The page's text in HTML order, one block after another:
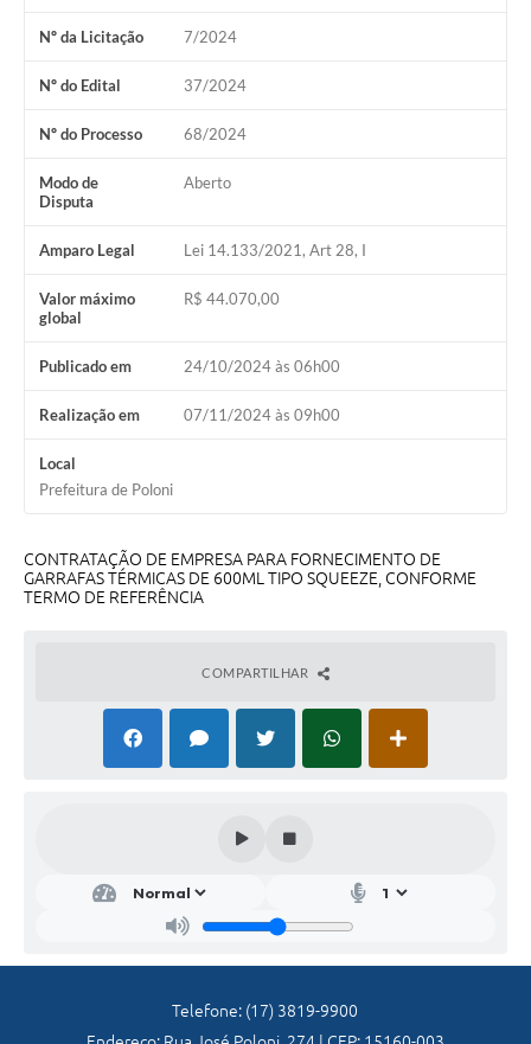
Agenda
Diário Oficial
SIC
Contato
Nº da Licitação 7/2024
Nº do Edital 37/2024
Nº do Processo 68/2024
Modo de
Disputa
Aberto
Amparo Legal Lei 14.133/2021, Art 28, I
Valor máximo
global
R$ 44.070,00
Publicado em 24/10/2024 às 06h00
Realização em 07/11/2024 às 09h00
Local
Prefeitura de Poloni
CONTRATAÇÃO DE EMPRESA PARA FORNECIMENTO DE
GARRAFAS TÉRMICAS DE 600ML TIPO SQUEEZE, CONFORME
TERMO DE REFERÊNCIA
COMPARTILHAR
Telefone: (17) 3819-9900